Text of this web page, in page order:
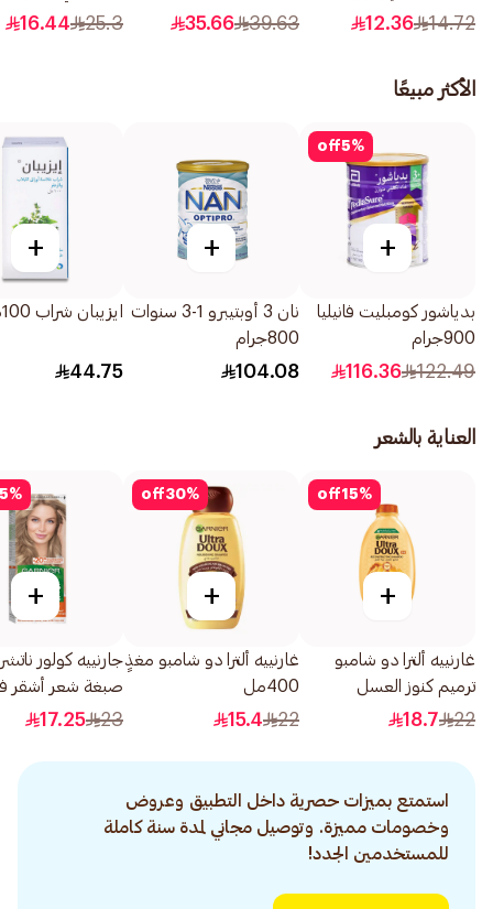
المتكامل لجميع مناطق
14.72
12.36
25منديل
39.63
35.66
25.3
16.44
الأكثر مبيعًا
5%
off
+
بدياشور كومبليت فانيليا
900جرام
122.49
116.36
+
نان 3 أوبتيبرو 1-3 سنوات
800جرام
104.08
+
ايزيبان شراب 100مل
44.75
العناية بالشعر
15%
off
+
غارنييه ألترا دو شامبو
ترميم كنوز العسل
400مل
22
18.7
30%
off
+
غارنييه ألترا دو شامبو مغذٍ
400مل
22
15.4
%
+
جارنييه كولور
صبغة شعر أشقر
رمادي رقم 8.1 1قطعة
23
17.25
استمتع بميزات حصرية داخل التطبيق وعروض
وخصومات مميزة. وتوصيل مجاني لمدة سنة كاملة
للمستخدمين الجدد!